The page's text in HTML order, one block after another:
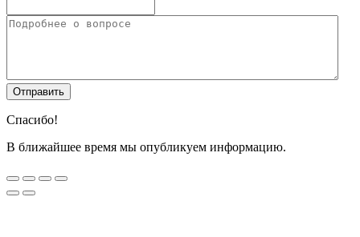
Спасибо!
В ближайшее время мы опубликуем информацию.